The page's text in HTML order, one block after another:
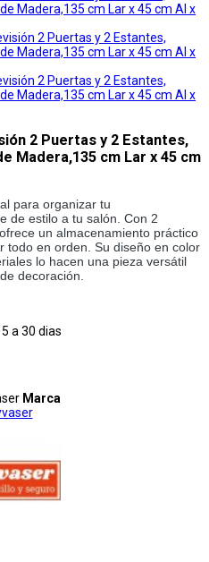
2 Puertas y 2 Estantes,
Madera,135 cm Lar x 45 cm
para organizar tu
de estilo a tu salón. Con 2
un almacenamiento práctico
todo en orden. Su diseño en color
lo hacen una pieza versátil
decoración.
a 30 dias
Marca